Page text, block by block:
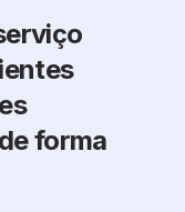
forma